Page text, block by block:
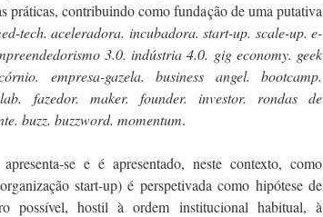
práticas, contribuindo como fundação de uma putativa
tech. aceleradora. incubadora. start-up. scale-up. e-
3.0. indústria 4.0. gig economy. geek
órnio. empresa-gazela. business angel. bootcamp.
fazedor. maker. founder. investor. rondas de
buzz. buzzword. momentum.
se e é apresentado, neste contexto, como
start-up) é perspetivada como hipótese de
possível, hostil à ordem institucional habitual, à